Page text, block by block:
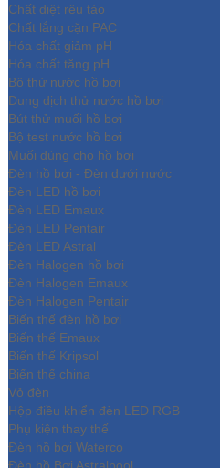
Chất diệt rêu tảo
Chất lắng cặn PAC
Hóa chất giảm pH
Hóa chất tăng pH
Bộ thử nước hồ bơi
Dung dịch thử nước hồ bơi
Bút thử muối hồ bơi
Bộ test nước hồ bơi
Muối dùng cho hồ bơi
Đèn hồ bơi - Đèn dưới nước
Đèn LED hồ bơi
Đèn LED Emaux
Đèn LED Pentair
Đèn LED Astral
Đèn Halogen hồ bơi
Đèn Halogen Emaux
Đèn Halogen Pentair
Biến thế đèn hồ bơi
Biến thế Emaux
Biến thế Kripsol
Biến thế china
Vỏ đèn
Hộp điều khiển đèn LED RGB
Phụ kiện thay thế
Đèn hồ bơi Waterco